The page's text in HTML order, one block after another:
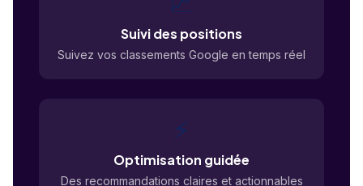
Suivi des positions
Suivez vos classements Google en temps réel
⚡
Optimisation guidée
Des recommandations claires et actionnables